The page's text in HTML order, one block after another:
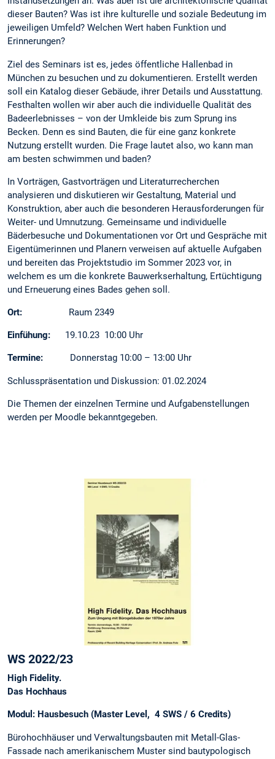
dieser Bauten? Was ist ihre kulturelle und soziale Bedeutung im
jeweiligen Umfeld? Welchen Wert haben Funktion und
Erinnerungen?
Ziel des Seminars ist es, jedes öffentliche Hallenbad in
München zu besuchen und zu dokumentieren. Erstellt werden
soll ein Katalog dieser Gebäude, ihrer Details und Ausstattung.
Festhalten wollen wir aber auch die individuelle Qualität des
Badeerlebnisses – von der Umkleide bis zum Sprung ins
Becken. Denn es sind Bauten, die für eine ganz konkrete
Nutzung erstellt wurden. Die Frage lautet also, wo kann man
am besten schwimmen und baden?
In Vorträgen, Gastvorträgen und Literaturrecherchen
analysieren und diskutieren wir Gestaltung, Material und
Konstruktion, aber auch die besonderen Herausforderungen für
Weiter- und Umnutzung. Gemeinsame und individuelle
Bäderbesuche und Dokumentationen vor Ort und Gespräche mit
Eigentümerinnen und Planern verweisen auf aktuelle Aufgaben
und bereiten das Projektstudio im Sommer 2023 vor, in
welchem es um die konkrete Bauwerkserhaltung, Ertüchtigung
und Erneuerung eines Bades gehen soll.
Ort: Raum 2349
Einfühung: 19.10.23 10:00 Uhr
Termine: Donnerstag 10:00 – 13:00 Uhr
Schlusspräsentation und Diskussion: 01.02.2024
Die Themen der einzelnen Termine und Aufgabenstellungen
werden per Moodle bekanntgegeben.
WS 2022/23
High Fidelity.
Das Hochhaus
Modul: Hausbesuch (Master Level, 4 SWS / 6 Credits)
Bürohochhäuser und Verwaltungsbauten mit Metall-Glas-
Fassade nach amerikanischem Muster sind bautypologisch